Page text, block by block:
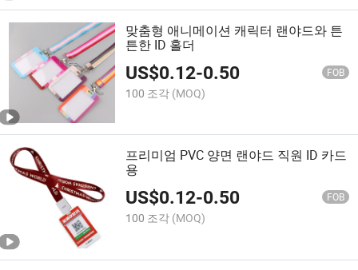
맞춤형 애니메이션 캐릭터 랜야드와 튼
튼한 ID 홀더
US$0.12-0.50 FOB
100 조각 (MOQ)
프리미엄 PVC 양면 랜야드 직원 ID 카드
용
US$0.12-0.50 FOB
100 조각 (MOQ)